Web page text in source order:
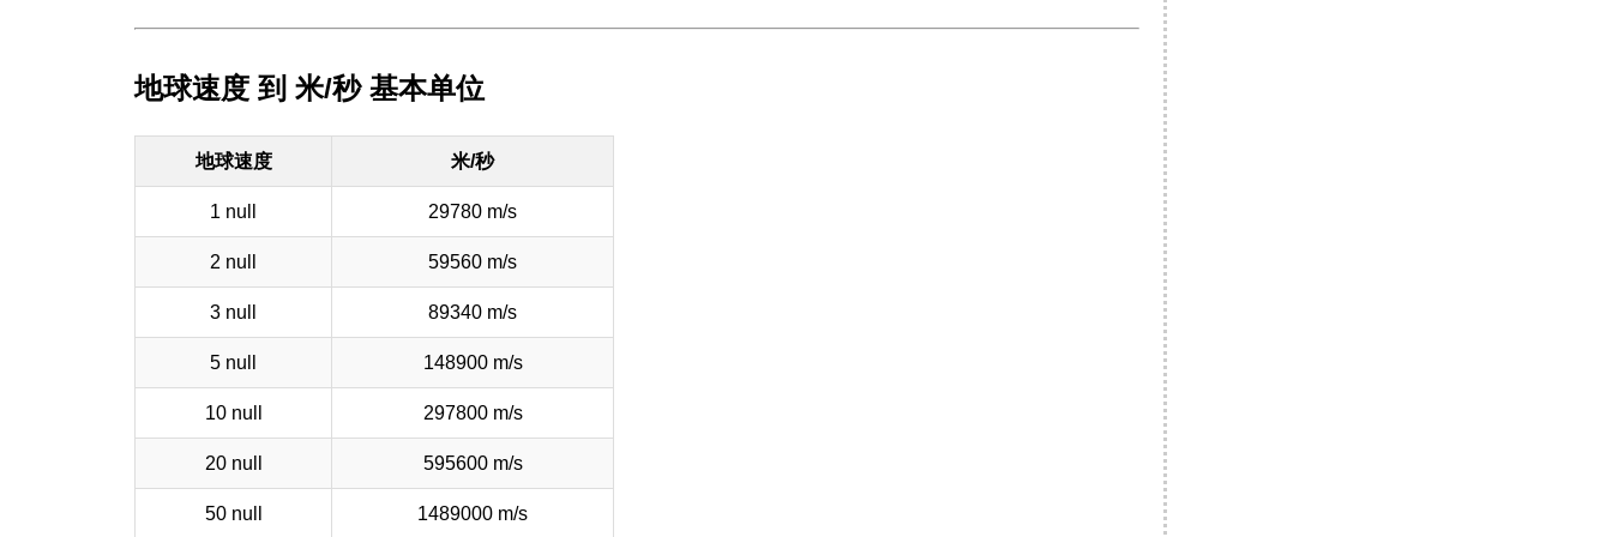
地球速度 到 米/秒 基本单位
地球速度 米/秒
1 null 29780 m/s
2 null 59560 m/s
3 null 89340 m/s
5 null 148900 m/s
10 null 297800 m/s
20 null 595600 m/s
50 null 1489000 m/s